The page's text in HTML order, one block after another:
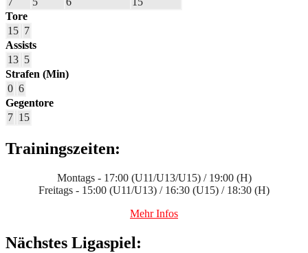
Tore
15 7
Assists
13 5
Strafen (Min)
0 6
Gegentore
7 15
Trainingszeiten:
Montags - 17:00 (U11/U13/U15) / 19:00 (H)
Freitags - 15:00 (U11/U13) / 16:30 (U15) / 18:30 (H)
Mehr Infos
Nächstes Ligaspiel: